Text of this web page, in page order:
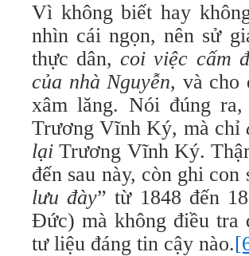
Vì không biết hay
nhìn cái ngọn, nên sử
thực dân, coi việc cấm
của nhà Nguyễn, và cho
xâm lăng. Nói đúng
Trương Vĩnh Ký, mà chỉ
lại Trương Vĩnh Ký.
đến sau này, còn ghi con
lưu đày” từ 1848 đến
Đức) mà không điều tra
tư liệu đáng tin cậy nào.